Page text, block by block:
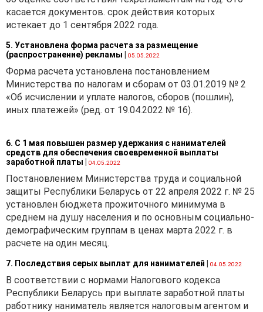
необходимо представлять
на веб-портал информацию
договора. Срок для
на веб-портал об изменении
зарегистрированного
валютного договора
валютным
Республики Беларусь не
установлен.
РЕГИСТРАЦИИ НА ВЕБ-
ПОРТАЛЕ ДОГОВОРА,
ЗАКЛЮЧЕННОГО
ПОВЕРЕННЫМ-
РЕЗИДЕНТОМ
ситуацию.
У юридического лица —
резидента заключен
касается документов. срок действия которых
истекает до 1 сентября 2022 года.
5. Установлена форма расчета за размещение
(распространение) рекламы | 05.05.2022
Форма расчета установлена постановлением
Министерства по налогам и сборам от 03.01.2019 № 2
«Об исчислении и уплате налогов, сборов (пошлин),
иных платежей» (ред. от 19.04.2022 № 16).
6. С 1 мая повышен размер удержания с нанимателей
средств для обеспечения своевременной выплаты
заработной платы | 04.05.2022
Постановлением Министерства труда и социальной
защиты Республики Беларусь от 22 апреля 2022 г. № 25
установлен бюджета прожиточного минимума в
среднем на душу населения и по основным социально-
демографическим группам в ценах марта 2022 г. в
расчете на один месяц.
7. Последствия серых выплат для нанимателей | 04.05.2022
В соответствии с нормами Налогового кодекса
Республики Беларусь при выплате заработной платы
работнику наниматель является налоговым агентом и